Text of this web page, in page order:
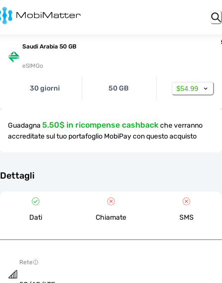
Saudi Arabia 50 GB
eSIMGo
30 giorni 50 GB $54.99
Guadagna 5.50$ in ricompense cashbackche verranno
accreditate sul tuo portafoglio MobiPay con questo acquisto
Dettagli
Dati Chiamate SMS
Rete